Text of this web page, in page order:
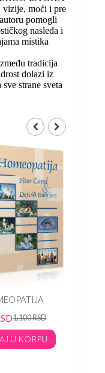
vizije, moći i pre
pomogli
nasleđa i
mistika
tradicija
dolazi iz
strane sveta
1,100RSD
U KORPU